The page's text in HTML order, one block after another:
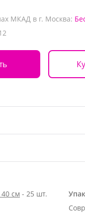
МКАД в г. Москва:
см - 25 шт.